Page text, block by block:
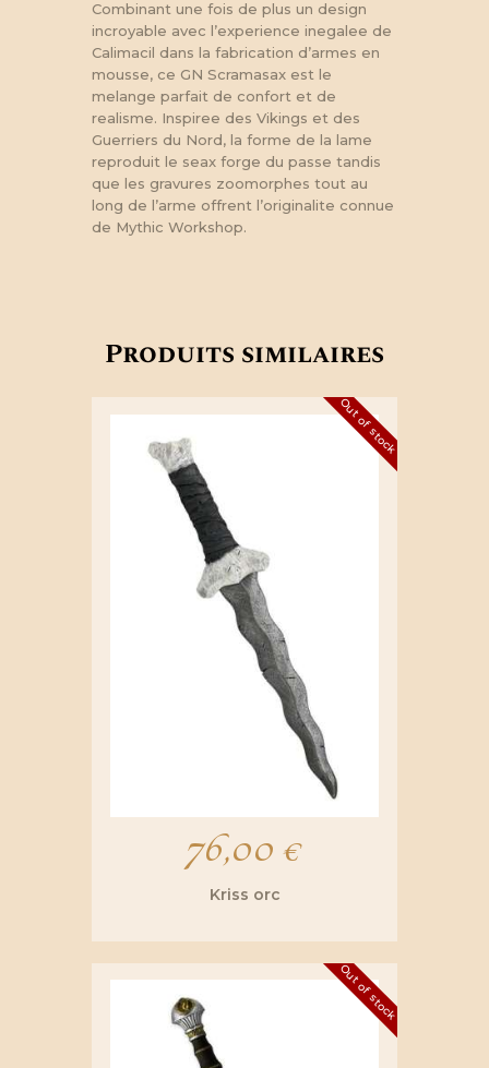
Combinant une fois de plus un design
incroyable avec l’experience inegalee de
Calimacil dans la fabrication d’armes en
mousse, ce GN Scramasax est le
melange parfait de confort et de
realisme. Inspiree des Vikings et des
Guerriers du Nord, la forme de la lame
reproduit le seax forge du passe tandis
que les gravures zoomorphes tout au
long de l’arme offrent l’originalite connue
de Mythic Workshop.
Produits similaires
Out of stock
76,00€
Kriss orc
Out of stock